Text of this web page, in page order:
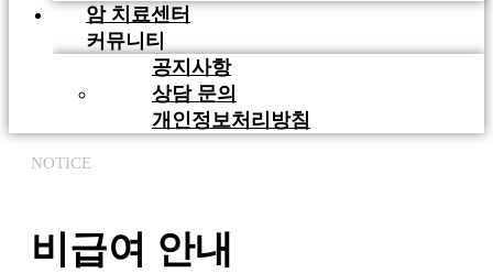
암 치료센터
커뮤니티
공지사항
상담 문의
개인정보처리방침
NOTICE
비급여 안내